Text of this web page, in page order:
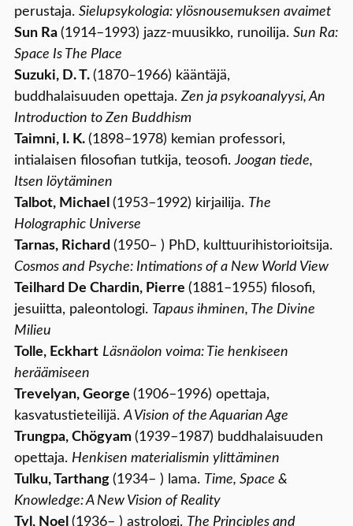
perustaja. Sielupsykologia: ylösnousemuksen avaimet
Sun Ra (1914–1993) jazz-muusikko, runoilija. Sun Ra:
Space Is The Place
Suzuki, D. T. (1870–1966) kääntäjä,
buddhalaisuuden opettaja. Zen ja psykoanalyysi, An
Introduction to Zen Buddhism
Taimni, I. K. (1898–1978) kemian professori,
intialaisen filosofian tutkija, teosofi. Joogan tiede,
Itsen löytäminen
Talbot, Michael (1953–1992) kirjailija. The
Holographic Universe
Tarnas, Richard (1950– ) PhD, kulttuurihistorioitsija.
Cosmos and Psyche: Intimations of a New World View
Teilhard De Chardin, Pierre (1881–1955) filosofi,
jesuiitta, paleontologi. Tapaus ihminen, The Divine
Milieu
Tolle, Eckhart Läsnäolon voima: Tie henkiseen
heräämiseen
Trevelyan, George (1906–1996) opettaja,
kasvatustieteilijä. A Vision of the Aquarian Age
Trungpa, Chögyam (1939–1987) buddhalaisuuden
opettaja. Henkisen materialismin ylittäminen
Tulku, Tarthang (1934– ) lama. Time, Space &
Knowledge: A New Vision of Reality
Tyl, Noel (1936– ) astrologi. The Principles and